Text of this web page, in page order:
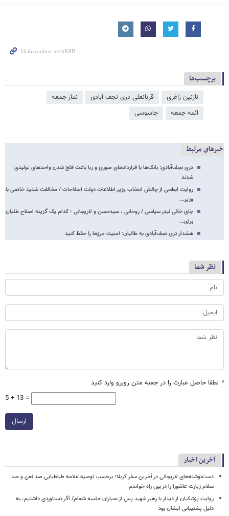
برچسب‌ها
نازنین زاغری قربانعلی دری نجف آبادی
نماز جمعه
ائمه جمعه
جاسوسی
خبرهای مرتبط
دری نجف‌آبادی: بانک‌ها با قراردادهای صوری و ربا باعث فلج شدن واحدهای تولیدی
شدند
روایت ابطحی از چالش انتخاب وزیر اطلاعات دولت اصلاحات / مخالفت شدید خاتمی با
وزیر…
جای خالی لیدر سیاسی / روحانی ، سیدحسن و لاریجانی ؛ کدام یک گزینه اصلاح طلبان
برای…
هشدار دری نجف‌آبادی به طالبان: امنیت مرزها را حفظ کنید
نظر شما
* لطفا حاصل عبارت را در جعبه متن روبرو وارد کنید
5 + 13 =
ارسال
آخرین اخبار
دست‌نوشته‌های لاریجانی در آخرین سفر کربلا؛ برحسب توصیه علامه طباطبایی صد لعن و صد
سلام زیارت عاشورا را در بین راه خواندم
روایت پزشکیان از دیدار با رهبر شهید پس از بمباران جلسه شعام/ اگر دستاوردی داشتیم، به
دلیل پشتیبانی ایشان بود